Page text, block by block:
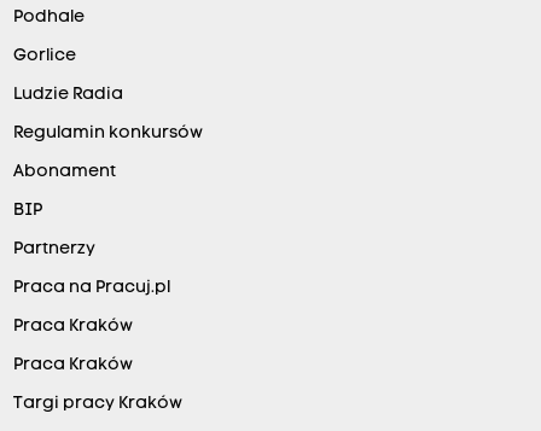
Podhale
Gorlice
Ludzie Radia
Regulamin konkursów
Abonament
BIP
Partnerzy
Praca na Pracuj.pl
Praca Kraków
Praca Kraków
Targi pracy Kraków